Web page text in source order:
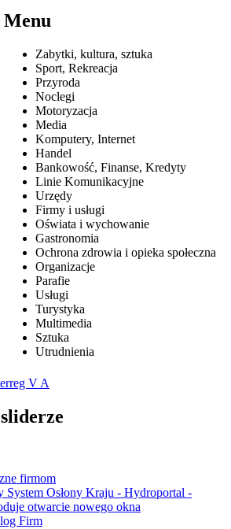
Menu
Zabytki, kultura, sztuka
Sport, Rekreacja
Przyroda
Noclegi
Motoryzacja
Media
Komputery, Internet
Handel
Bankowość, Finanse, Kredyty
Linie Komunikacyjne
Urzędy
Firmy i usługi
Oświata i wychowanie
Gastronomia
Ochrona zdrowia i opieka społeczna
Organizacje
Parafie
Usługi
Turystyka
Multimedia
Sztuka
Utrudnienia